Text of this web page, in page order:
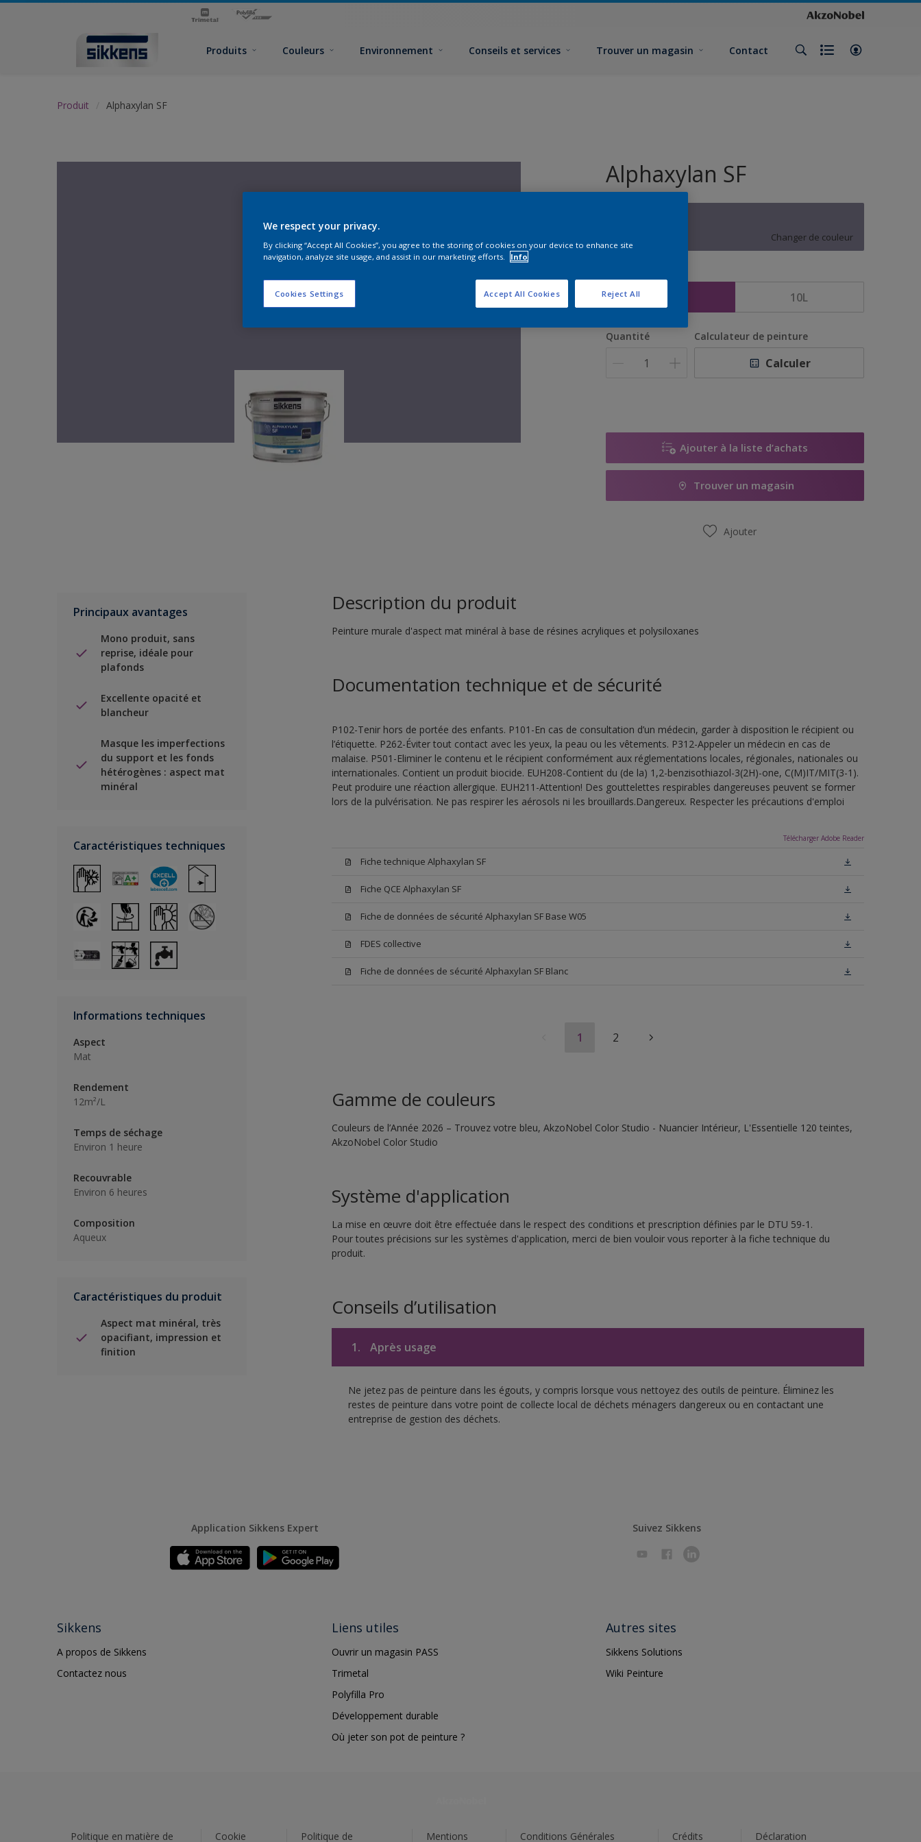
Produits Couleurs Environnement Conseils et services Trouver un magasin Contact
Produit Alphaxylan SF
Alphaxylan SF
Changer de couleur
10L
Quantité Calculateur de peinture
Calculer
Ajouter à la liste d’achats
Trouver un magasin
Ajouter
Principaux avantages
Mono produit, sans
reprise, idéale pour
plafonds
Excellente opacité et
blancheur
Masque les imperfections
du support et les fonds
hétérogènes : aspect mat
minéral
Caractéristiques techniques
Informations techniques
Aspect
Mat
Rendement
12m²/L
Temps de séchage
Environ 1 heure
Recouvrable
Environ 6 heures
Composition
Aqueux
Caractéristiques du produit
Aspect mat minéral, très
opacifiant, impression et
finition
Description du produit
Peinture murale d'aspect mat minéral à base de résines acryliques et polysiloxanes
Documentation technique et de sécurité
P102-Tenir hors de portée des enfants. P101-En cas de consultation d’un médecin, garder à disposition le récipient ou
l’étiquette. P262-Éviter tout contact avec les yeux, la peau ou les vêtements. P312-Appeler un médecin en cas de
malaise. P501-Eliminer le contenu et le récipient conformément aux réglementations locales, régionales, nationales ou
internationales. Contient un produit biocide. EUH208-Contient du (de la) 1,2-benzisothiazol-3(2H)-one, C(M)IT/MIT(3-1).
Peut produire une réaction allergique. EUH211-Attention! Des gouttelettes respirables dangereuses peuvent se former
lors de la pulvérisation. Ne pas respirer les aérosols ni les brouillards.Dangereux. Respecter les précautions d'emploi
Télécharger Adobe Reader
Fiche technique Alphaxylan SF
Fiche QCE Alphaxylan SF
Fiche de données de sécurité Alphaxylan SF Base W05
FDES collective
Fiche de données de sécurité Alphaxylan SF Blanc
1 2
Gamme de couleurs
Couleurs de l’Année 2026 – Trouvez votre bleu, AkzoNobel Color Studio - Nuancier Intérieur, L'Essentielle 120 teintes,
AkzoNobel Color Studio
Système d'application
La mise en œuvre doit être effectuée dans le respect des conditions et prescription définies par le DTU 59-1.
Pour toutes précisions sur les systèmes d'application, merci de bien vouloir vous reporter à la fiche technique du
produit.
Conseils d’utilisation
1. Après usage
Ne jetez pas de peinture dans les égouts, y compris lorsque vous nettoyez des outils de peinture. Éliminez les
restes de peinture dans votre point de collecte local de déchets ménagers dangereux ou en contactant une
entreprise de gestion des déchets.
Application Sikkens Expert Suivez Sikkens
Sikkens
A propos de Sikkens
Contactez nous
Liens utiles
Ouvrir un magasin PASS
Trimetal
Polyfilla Pro
Développement durable
Où jeter son pot de peinture ?
Autres sites
Sikkens Solutions
Wiki Peinture
Politique en matière de Cookie Politique de Mentions Conditions Générales Crédits Déclaration
We respect your privacy.
By clicking “Accept All Cookies”, you agree to the storing of cookies on your device to enhance site
navigation, analyze site usage, and assist in our marketing efforts.
Info
Cookies Settings Reject All
Accept All Cookies